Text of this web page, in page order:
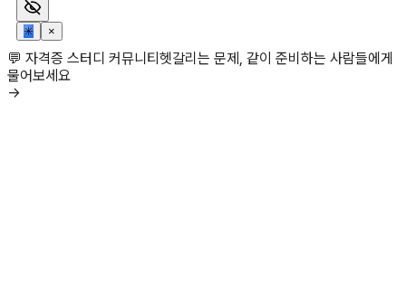
✳ ×
💬 자격증 스터디 커뮤니티헷갈리는 문제, 같이 준비하는 사람들에게
물어보세요
→